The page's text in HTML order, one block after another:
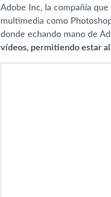
Adobe Inc, la compañía
multimedia como
donde echando mano de
vídeos, permitiendo estar